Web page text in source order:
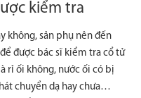
kiểm tra
không, sản phụ nên đến
được bác sĩ kiểm tra cổ tử
rỉ ối không, nước ối có bị
chuyển dạ hay chưa…